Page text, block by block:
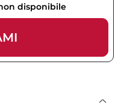
disponibile